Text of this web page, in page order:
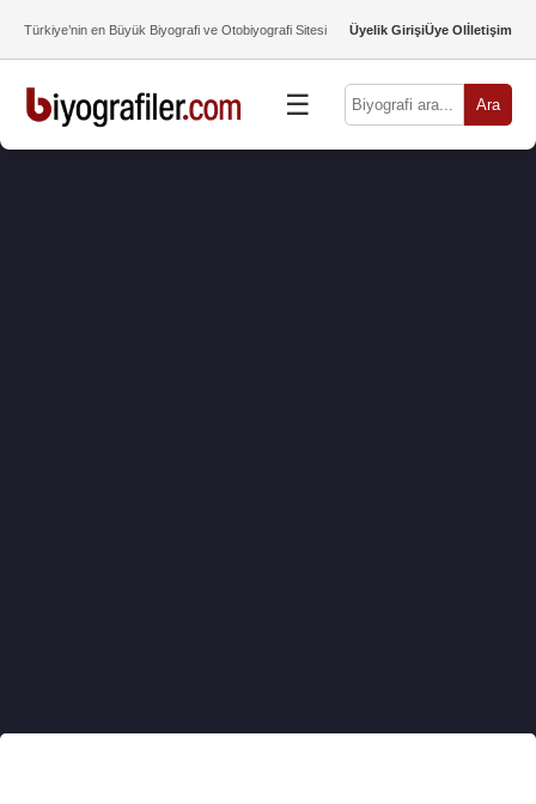
Türkiye’nin en Büyük Biyografi ve Otobiyografi Sitesi Üyelik GirişiÜye Olİletişim
☰ Ara